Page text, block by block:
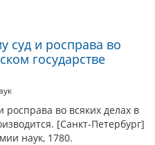
суд и росправа во
государстве
во всяких делах в
[Санкт-Петербург]
наук, 1780.